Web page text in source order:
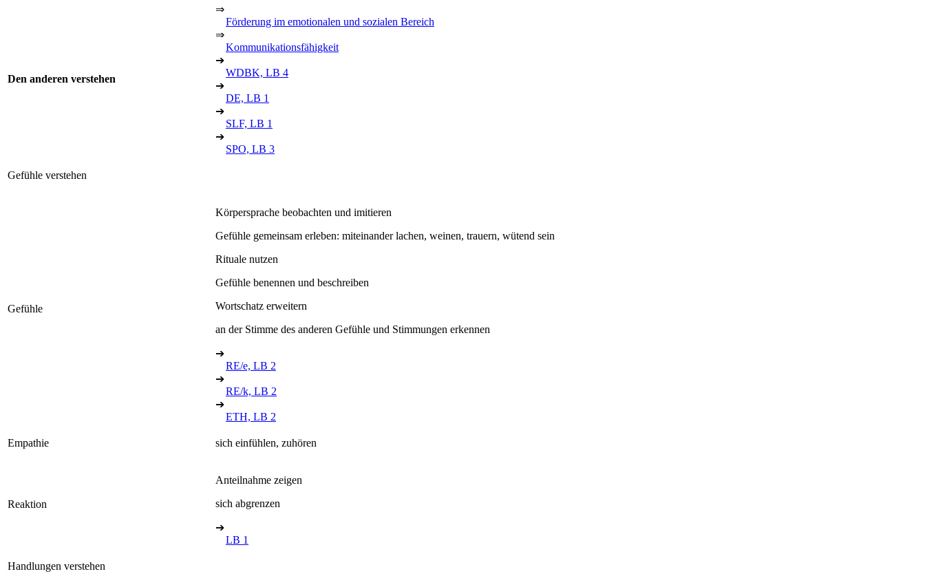
Den anderen verstehen
⇒
Förderung im emotionalen und sozialen Bereich
⇒
Kommunikationsfähigkeit
➔
WDBK, LB 4
➔
DE, LB 1
➔
SLF, LB 1
➔
SPO, LB 3
Gefühle verstehen
Gefühle
Körpersprache beobachten und imitieren
Gefühle gemeinsam erleben: miteinander lachen, weinen, trauern, wütend sein
Rituale nutzen
Gefühle benennen und beschreiben
Wortschatz erweitern
an der Stimme des anderen Gefühle und Stimmungen erkennen
➔
RE/e, LB 2
➔
RE/k, LB 2
➔
ETH, LB 2
Empathie sich einfühlen, zuhören
Reaktion
Anteilnahme zeigen
sich abgrenzen
➔
LB 1
Handlungen verstehen